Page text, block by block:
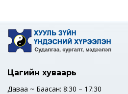
Цагийн хуваарь
Даваа ~ Баасан: 8:30 – 17:30